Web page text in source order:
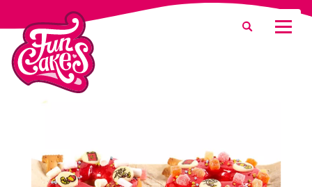
Waar ben je naar op zoek?
Zoeken